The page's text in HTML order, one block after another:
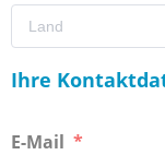
Ihre
E-Mail